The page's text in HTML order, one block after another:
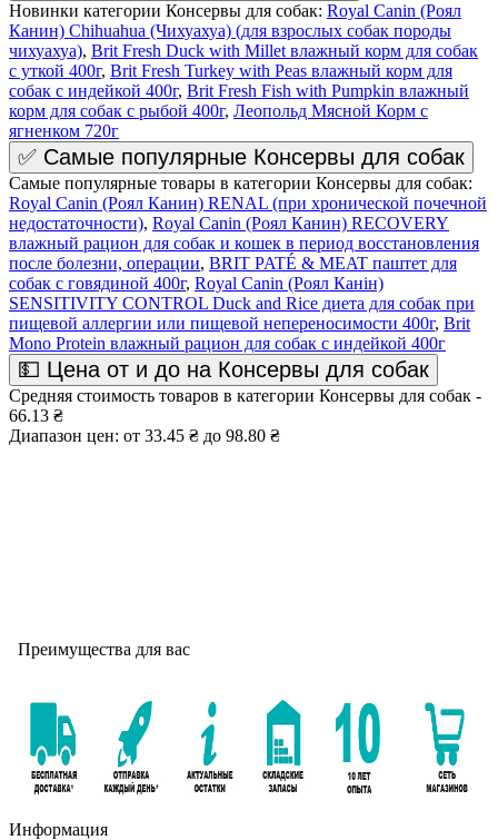
Новинки категории Консервы для собак: Royal Canin (Роял
Канин) Chihuahua (Чихуахуа) (для взрослых собак породы
чихуахуа), Brit Fresh Duck with Millet влажный корм для собак
с уткой 400г, Brit Fresh Turkey with Peas влажный корм для
собак с индейкой 400г, Brit Fresh Fish with Pumpkin влажный
корм для собак с рыбой 400г, Леопольд Мясной Корм с
ягненком 720г
✅ Самые популярные Консервы для собак
Самые популярные товары в категории Консервы для собак:
Royal Canin (Роял Канин) RENAL (при хронической почечной
недостаточности), Royal Canin (Роял Канин) RECOVERY
влажный рацион для собак и кошек в период восстановления
после болезни, операции, BRIT PATÉ & MEAT паштет для
собак с говядиной 400г, Royal Canin (Роял Канін)
SENSITIVITY CONTROL Duck and Rice диета для собак при
пищевой аллергии или пищевой непереносимости 400г, Brit
Mono Protein влажный рацион для собак с индейкой 400г
💵 Цена от и до на Консервы для собак
Средняя стоимость товаров в категории Консервы для собак -
66.13 ₴
Диапазон цен: от 33.45 ₴ до 98.80 ₴
Преимущества для вас
Информация